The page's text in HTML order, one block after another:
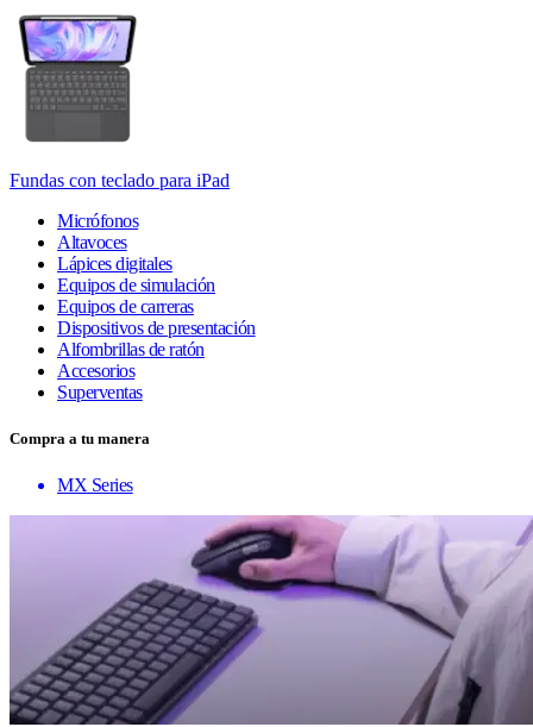
Fundas con teclado para iPad
Micrófonos
Altavoces
Lápices digitales
Equipos de simulación
Equipos de carreras
Dispositivos de presentación
Alfombrillas de ratón
Accesorios
Superventas
Compra a tu manera
MX Series